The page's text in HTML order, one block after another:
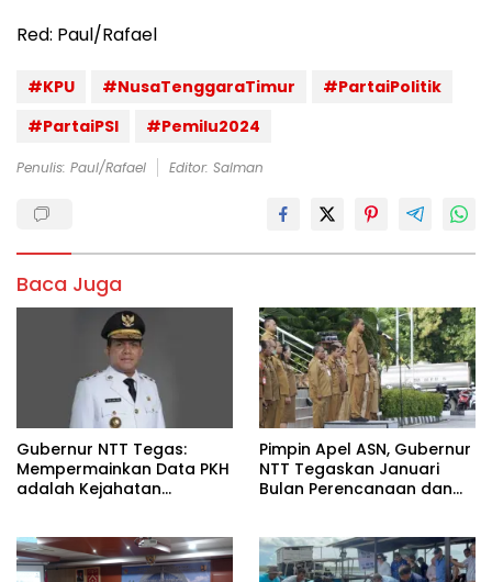
Red: Paul/Rafael
#KPU #NusaTenggaraTimur
#PartaiPolitik
#PartaiPSI
#Pemilu2024
Penulis: Paul/Rafael Editor: Salman
Baca Juga
Gubernur NTT Tegas:
Mempermainkan Data PKH
adalah Kejahatan
Pimpin Apel ASN, Gubernur
NTT Tegaskan Januari
Bulan Perencanaan dan